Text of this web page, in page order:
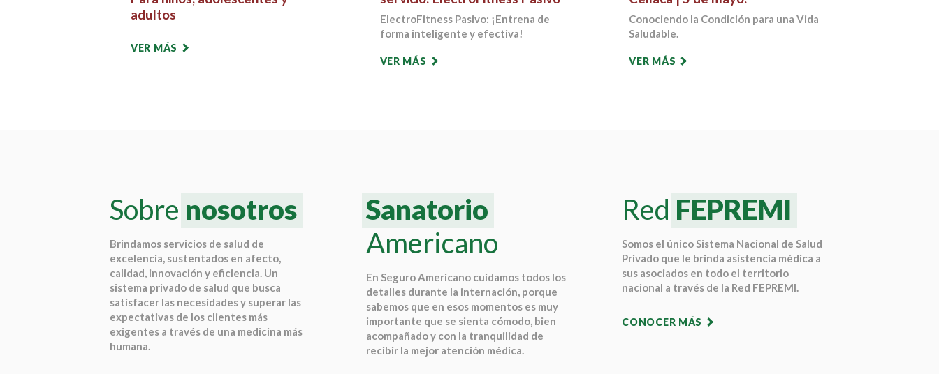
adultos
VER MÁS
ElectroFitness Pasivo: ¡Entrena de
forma inteligente y efectiva!
VER MÁS
Conociendo la Condición para una Vida
Saludable.
VER MÁS
Sobre nosotros
Brindamos servicios de salud de
excelencia, sustentados en afecto,
calidad, innovación y eficiencia. Un
sistema privado de salud que busca
satisfacer las necesidades y superar las
expectativas de los clientes más
exigentes a través de una medicina más
humana.
Sanatorio
Americano
En Seguro Americano cuidamos todos los
detalles durante la internación, porque
sabemos que en esos momentos es muy
importante que se sienta cómodo, bien
acompañado y con la tranquilidad de
recibir la mejor atención médica.
Red FEPREMI
Somos el único Sistema Nacional de Salud
Privado que le brinda asistencia médica a
sus asociados en todo el territorio
nacional a través de la Red FEPREMI.
CONOCER MÁS